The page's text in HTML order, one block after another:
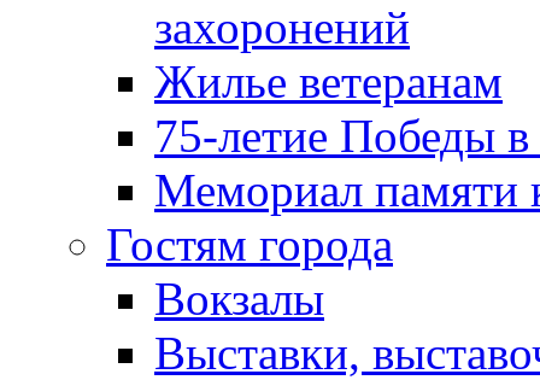
захоронений
Жилье ветеранам
75-летие Победы
Мемориал памяти
Гостям города
Вокзалы
Выставки,